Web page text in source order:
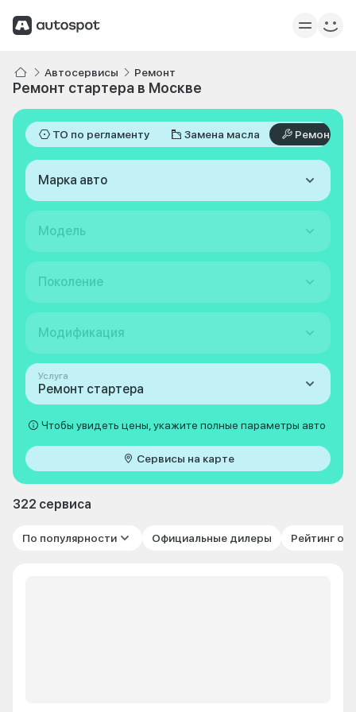
Автосервисы Ремонт
Ремонт стартера в Москве
ТО по регламенту Замена масла Ремонт
Марка авто
Модель
Поколение
Модификация
Услуга
Ремонт стартера
Чтобы увидеть цены, укажите полные параметры авто
Сервисы на карте
322 сервиса
По популярности Официальные дилеры Рейтинг